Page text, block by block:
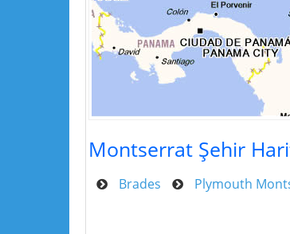
Montserrat Şehir
Brades Plymouth